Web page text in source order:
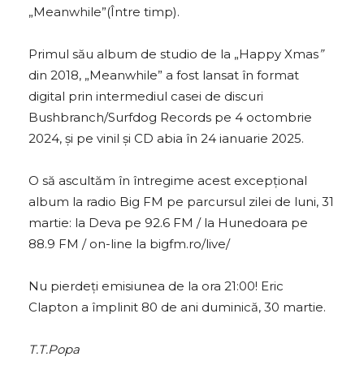
„Meanwhile”(Între timp).
Primul său album de studio de la „Happy Xmas”
din 2018, „Meanwhile” a fost lansat în format
digital prin intermediul casei de discuri
Bushbranch/Surfdog Records pe 4 octombrie
2024, și pe vinil și CD abia în 24 ianuarie 2025.
O să ascultăm în întregime acest excepțional
album la radio Big FM pe parcursul zilei de luni, 31
martie: la Deva pe 92.6 FM / la Hunedoara pe
88.9 FM / on-line la bigfm.ro/live/
Nu pierdeți emisiunea de la ora 21:00! Eric
Clapton a împlinit 80 de ani duminică, 30 martie.
T.T.Popa